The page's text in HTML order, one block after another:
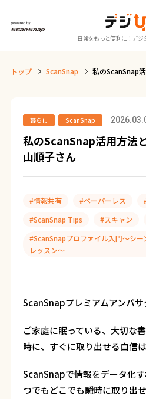
日常をもっと便利に！デジ
トップ ScanSnap
私のScanSnap
暮らし ScanSnap
私のScanSnap活用方法
山順子さん
#情報共有 #ペーパーレス
#ScanSnap Tips
#スキャン
#ScanSnapプロファイル入門～シ
レッスン～
ScanSnapプレミアムアンバサ
ご家庭に眠っている、大切な
時に、すぐに取り出せる自信
ScanSnapで情報をデータ化
つでもどこでも瞬時に取り出せ